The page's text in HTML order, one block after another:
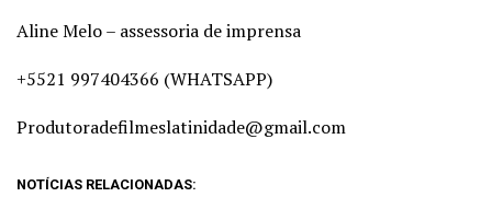
Aline Melo – assessoria de imprensa
+5521 997404366 (WHATSAPP)
Produtoradefilmeslatinidade@gmail.com
NOTÍCIAS RELACIONADAS: